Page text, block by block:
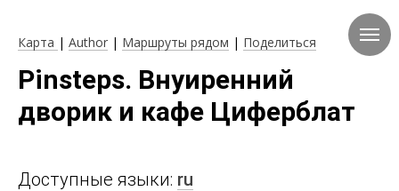
Карта | Author | Маршруты рядом | Поделиться
Pinsteps. Внуиренний
дворик и кафе Циферблат
Доступные языки: ru